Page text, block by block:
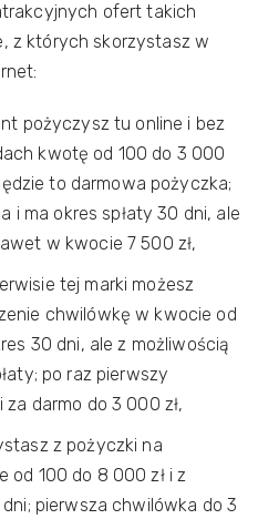
ofert takich
z których skorzystasz w
pożyczysz tu online i bez
kwotę od 100 do 3 000
to darmowa pożyczka;
i ma okres spłaty 30 dni, ale
w kwocie 7 500 zł,
tej marki możesz
chwilówkę w kwocie od
30 dni, ale z możliwością
po raz pierwszy
darmo do 3 000 zł,
z pożyczki na
od 100 do 8 000 zł i z
pierwsza chwilówka do 3